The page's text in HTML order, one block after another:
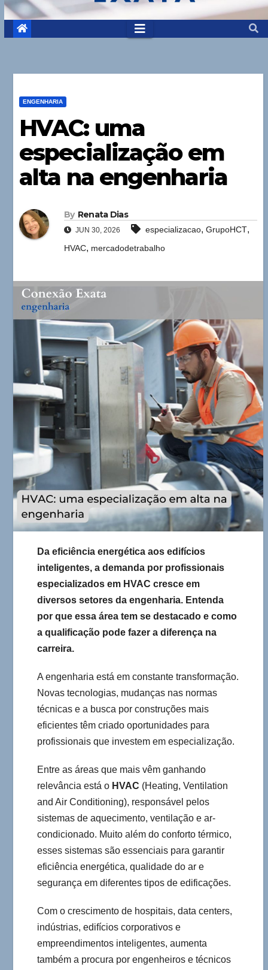
ENGENHARIA
HVAC: uma
especialização em
alta na engenharia
By Renata Dias
JUN 30, 2026 especializacao, GrupoHCT,
HVAC, mercadodetrabalho
Da eficiência energética aos edifícios
inteligentes, a demanda por profissionais
especializados em HVAC cresce em
diversos setores da engenharia. Entenda
por que essa área tem se destacado e como
a qualificação pode fazer a diferença na
carreira.
A engenharia está em constante transformação.
Novas tecnologias, mudanças nas normas
técnicas e a busca por construções mais
eficientes têm criado oportunidades para
profissionais que investem em especialização.
Entre as áreas que mais vêm ganhando
relevância está o HVAC (Heating, Ventilation
and Air Conditioning), responsável pelos
sistemas de aquecimento, ventilação e ar-
condicionado. Muito além do conforto térmico,
esses sistemas são essenciais para garantir
eficiência energética, qualidade do ar e
segurança em diferentes tipos de edificações.
Com o crescimento de hospitais, data centers,
indústrias, edifícios corporativos e
empreendimentos inteligentes, aumenta
também a procura por engenheiros e técnicos